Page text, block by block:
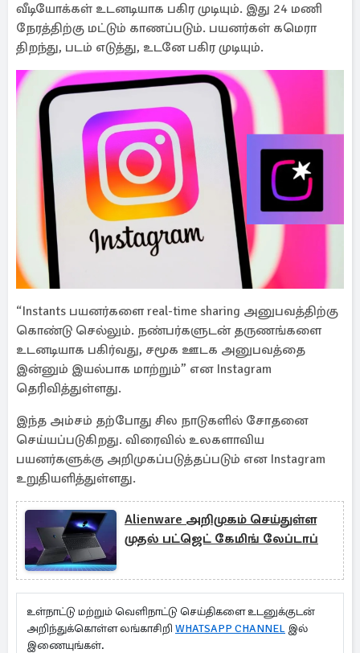
வீடியோக்கள் உடனடியாக பகிர முடியும். இது 24 மணி
நேரத்திற்கு மட்டும் காணப்படும். பயனர்கள் கமெரா
திறந்து, படம் எடுத்து, உடனே பகிர முடியும்.
“Instants பயனர்களை real-time sharing அனுபவத்திற்கு
கொண்டு செல்லும். நண்பர்களுடன் தருணங்களை
உடனடியாக பகிர்வது, சமூக ஊடக அனுபவத்தை
இன்னும் இயல்பாக மாற்றும்” என Instagram
தெரிவித்துள்ளது.
இந்த அம்சம் தற்போது சில நாடுகளில் சோதனை
செய்யப்படுகிறது. விரைவில் உலகளாவிய
பயனர்களுக்கு அறிமுகப்படுத்தப்படும் என Instagram
உறுதியளித்துள்ளது.
Alienware அறிமுகம் செய்துள்ள
முதல் பட்ஜெட் கேமிங் லேப்டாப்
உள்நாட்டு மற்றும் வெளிநாட்டு செய்திகளை உடனுக்குடன்
அறிந்துக்கொள்ள லங்காசிறி WHATSAPP CHANNEL இல்
இணையுங்கள்.